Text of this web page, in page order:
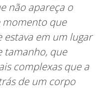
não apareça o
momento que
em um lugar
tamanho, que
complexas que a
de um corpo